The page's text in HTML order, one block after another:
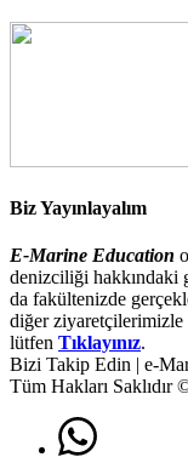
Biz Yayınlayalım
E-Marine Education
denizciliği hakkındaki
da fakültenizde
diğer ziyaretçilerimizle
lütfen Tıklayınız.
Bizi Takip Edin | e-
Tüm Hakları Saklıdır